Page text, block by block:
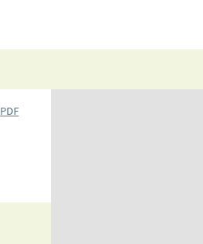
PDF